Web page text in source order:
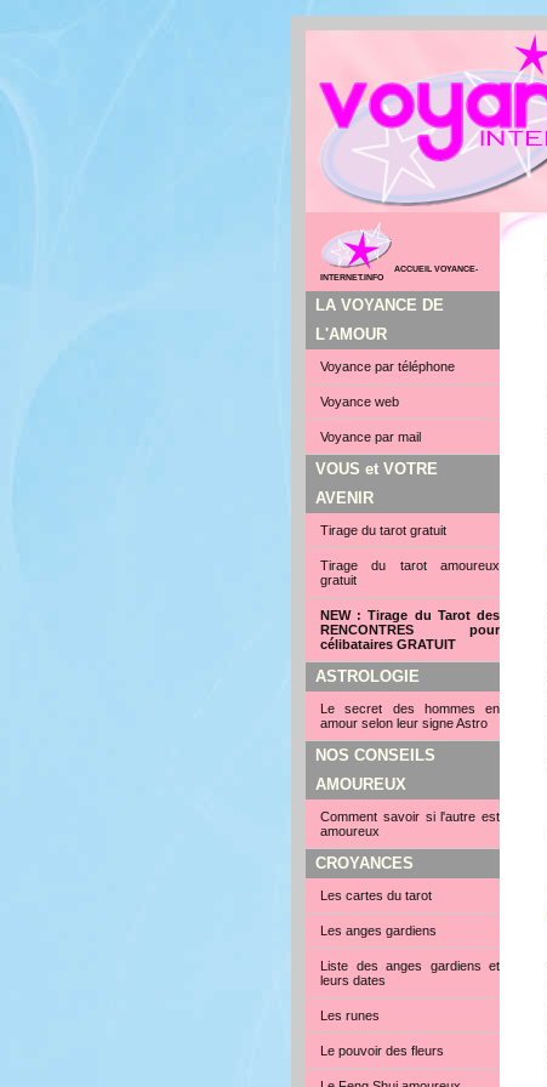
ACCUEIL VOYANCE-
INTERNET.INFO
LA VOYANCE DE
L'AMOUR
Voyance par téléphone
Voyance web
Voyance par mail
VOUS et VOTRE
AVENIR
Tirage du tarot gratuit
Tirage du tarot amoureux
gratuit
NEW : Tirage du Tarot des
RENCONTRES pour
célibataires GRATUIT
ASTROLOGIE
Le secret des hommes en
amour selon leur signe Astro
NOS CONSEILS
AMOUREUX
Comment savoir si l'autre est
amoureux
CROYANCES
Les cartes du tarot
Les anges gardiens
Liste des anges gardiens et
leurs dates
Les runes
Le pouvoir des fleurs